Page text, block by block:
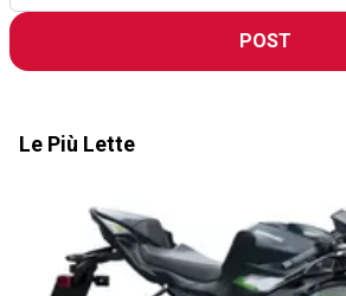
POST
Le Più Lette